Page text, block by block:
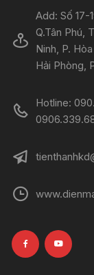
Add: Số 17-
Q.Tân Phú,
Ninh, P.
Hải Phòng,
Hotline: